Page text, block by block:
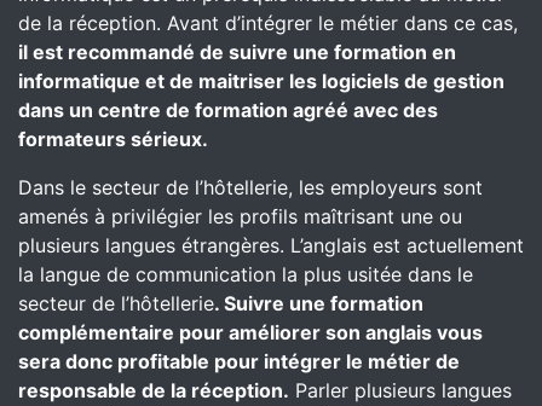
de la réception. Avant d’intégrer le métier dans ce cas,
il est recommandé de suivre une formation en
informatique et de maitriser les logiciels de gestion
dans un centre de formation agréé avec des
formateurs sérieux.
Dans le secteur de l’hôtellerie, les employeurs sont
amenés à privilégier les profils maîtrisant une ou
plusieurs langues étrangères. L’anglais est actuellement
la langue de communication la plus usitée dans le
secteur de l’hôtellerie. Suivre une formation
complémentaire pour améliorer son anglais vous
sera donc profitable pour intégrer le métier de
responsable de la réception. Parler plusieurs langues